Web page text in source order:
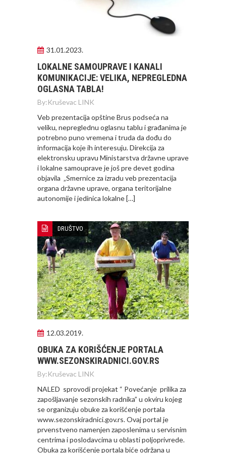
31.01.2023.
LOKALNE SAMOUPRAVE I KANALI
KOMUNIKACIJE: VELIKA, NEPREGLEDNA
OGLASNA TABLA!
By:Kruševac LINK
Veb prezentacija opštine Brus podseća na
veliku, nepreglednu oglasnu tablu i građanima je
potrebno puno vremena i truda da dođu do
informacija koje ih interesuju. Direkcija za
elektronsku upravu Ministarstva državne uprave
i lokalne samouprave je još pre devet godina
objavila „Smernice za izradu veb prezentacija
organa državne uprave, organa teritorijalne
autonomije i jedinica lokalne […]
DRUŠTVO
12.03.2019.
OBUKA ZA KORIŠĆENJE PORTALA
WWW.SEZONSKIRADNICI.GOV.RS
By:Kruševac LINK
NALED sprovodi projekat “ Povećanje prilika za
zapošljavanje sezonskih radnika” u okviru kojeg
se organizuju obuke za korišćenje portala
www.sezonskiradnici.gov.rs. Ovaj portal je
prvenstveno namenjen zaposlenima u servisnim
centrima i poslodavcima u oblasti poljoprivrede.
Obuka za korišćenje portala biće održana u